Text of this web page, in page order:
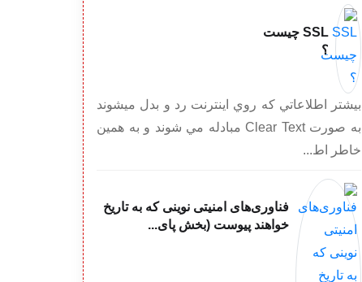
SSL چیست
؟
بيشتر اطلاعاتي كه روي اينترنت رد و بدل ميشوند
به صورت Clear Text مبادله مي شوند و به همين
خاطر اط...
فناوری‌های امنیتی نوینی که به تاریخ
خواهند پیوست (بخش پای...